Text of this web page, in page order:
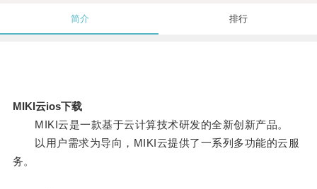
简介 排行
MIKI云ios下载
MIKI云是一款基于云计算技术研发的全新创新产品。
以用户需求为导向，MIKI云提供了一系列多功能的云服
务。